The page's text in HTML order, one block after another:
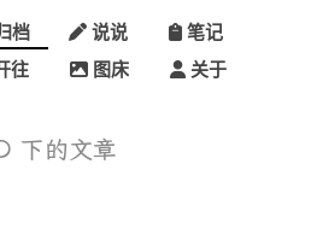
档 说说 笔记
往 图床 关于
下的文章